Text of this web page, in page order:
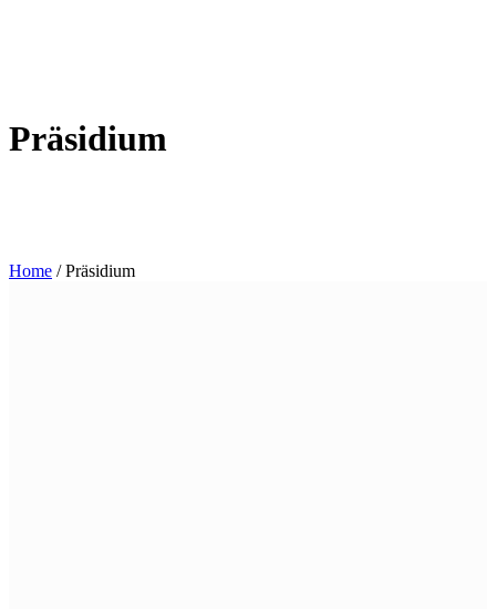
Präsidium
Home /Präsidium